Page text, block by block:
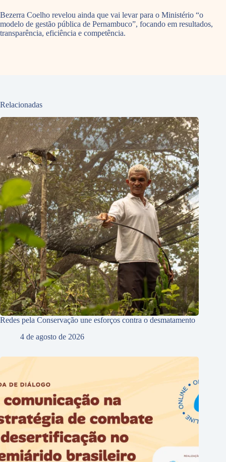
Bezerra Coelho revelou ainda que vai levar para o Ministério “o
modelo de gestão pública de Pernambuco”, focando em resultados,
transparência, eficiência e competência.
Relacionadas
Redes pela Conservação une esforços contra o desmatamento
4 de agosto de 2026